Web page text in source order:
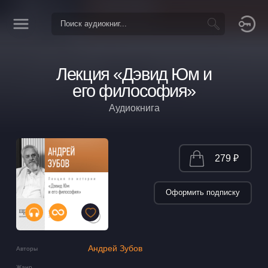
Лекция «Дэвид Юм и
его философия»
Аудиокнига
Авторы Андрей Зубов
279 ₽
Оформить подписку